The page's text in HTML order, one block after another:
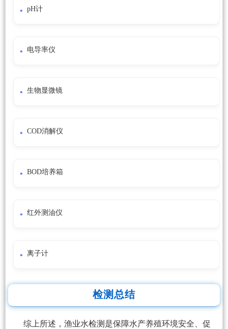
pH计
电导率仪
生物显微镜
COD消解仪
BOD培养箱
红外测油仪
离子计
检测总结
综上所述，渔业水检测是保障水产养殖环境安全、促